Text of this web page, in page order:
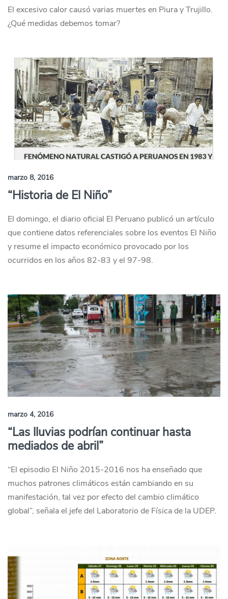
El excesivo calor causó varias muertes en Piura y Trujillo.
¿Qué medidas debemos tomar?
marzo 8, 2016
“Historia de El Niño”
El domingo, el diario oficial El Peruano publicó un artículo
que contiene datos referenciales sobre los eventos El Niño
y resume el impacto económico provocado por los
ocurridos en los años 82-83 y el 97-98.
marzo 4, 2016
“Las lluvias podrían continuar hasta
mediados de abril”
“El episodio El Niño 2015-2016 nos ha enseñado que
muchos patrones climáticos están cambiando en su
manifestación, tal vez por efecto del cambio climático
global”, señala el jefe del Laboratorio de Física de la UDEP.